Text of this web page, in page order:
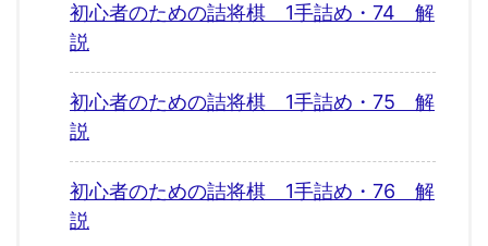
初心者のための詰将棋 1手詰め・74 解
説
初心者のための詰将棋 1手詰め・75 解
説
初心者のための詰将棋 1手詰め・76 解
説